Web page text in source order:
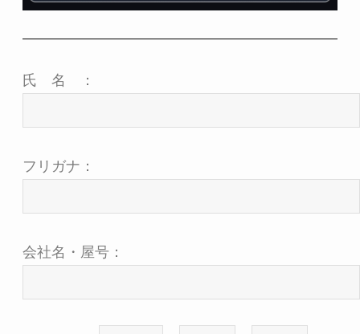
氏 名 ：
フリガナ：
会社名・屋号：